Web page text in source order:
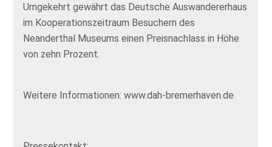
Umgekehrt gewährt das Deutsche Auswandererhaus
im Kooperationszeitraum Besuchern des
Neanderthal Museums einen Preisnachlass in Höhe
von zehn Prozent.
Weitere Informationen: www.dah-bremerhaven.de